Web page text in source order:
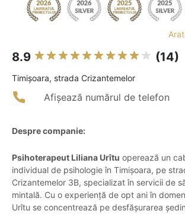
8.9 (14)
Timişoara, strada Crizantemelor
Afișează numărul de telefon
Despre companie:
Psihoterapeut Liliana Urîtu operează un
individual de psihologie în Timișoara, pe
Crizantemelor 3B, specializat în servicii de
mintală. Cu o experiență de opt ani în
Urîtu se concentrează pe desfășurarea